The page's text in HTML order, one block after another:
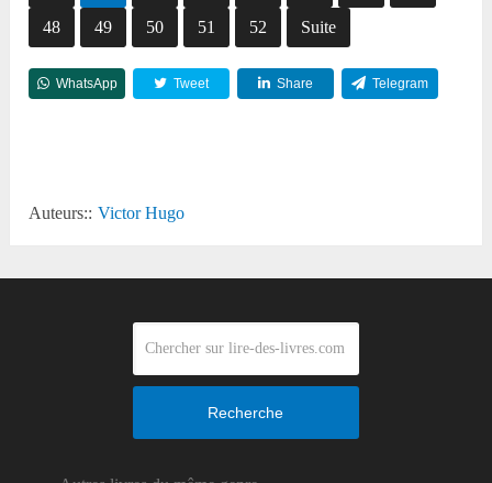
48 49 50 51 52 Suite
WhatsApp Tweet Share Telegram
Auteurs:: Victor Hugo
Recherche